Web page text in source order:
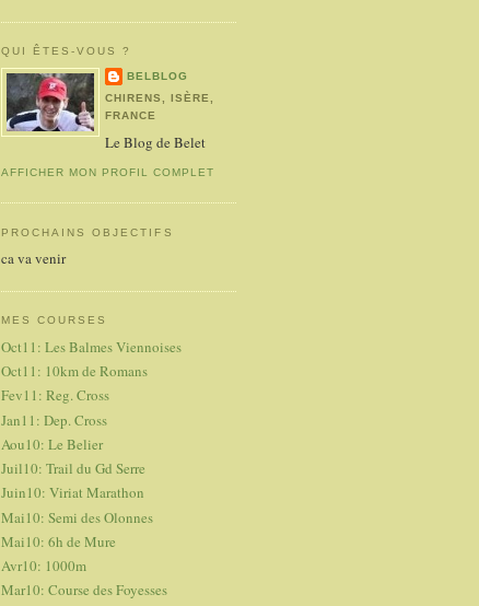
QUI ÊTES-VOUS ?
BELBLOG
CHIRENS, ISÈRE,
FRANCE
Le Blog de Belet
AFFICHER MON PROFIL COMPLET
PROCHAINS OBJECTIFS
ca va venir
MES COURSES
Oct11: Les Balmes Viennoises
Oct11: 10km de Romans
Fev11: Reg. Cross
Jan11: Dep. Cross
Aou10: Le Belier
Juil10: Trail du Gd Serre
Juin10: Viriat Marathon
Mai10: Semi des Olonnes
Mai10: 6h de Mure
Avr10: 1000m
Mar10: Course des Foyesses